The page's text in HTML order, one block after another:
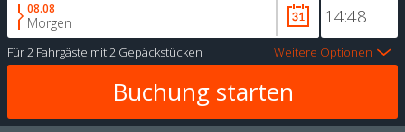
08.08
Morgen
Für2 Fahrgäste mit2 Gepäckstücken Weitere Optionen